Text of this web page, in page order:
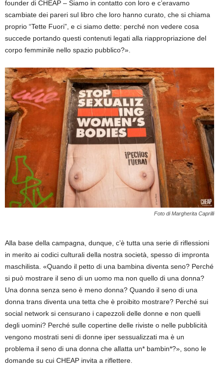
founder di CHEAP – Siamo in contatto con loro e c’eravamo
scambiate dei pareri sul libro che loro hanno curato, che si chiama
proprio “Tette Fuori”, e ci siamo dette: perché non vedere cosa
succede portando questi contenuti legati alla riappropriazione del
corpo femminile nello spazio pubblico?».
Foto di Margherita Caprilli
Alla base della campagna, dunque, c’è tutta una serie di riflessioni
in merito ai codici culturali della nostra società, spesso di impronta
maschilista. «Quando il petto di una bambina diventa seno? Perché
si può mostrare il seno di un uomo ma non quello di una donna?
Una donna senza seno è meno donna? Quando il seno di una
donna trans diventa una tetta che è proibito mostrare? Perché sui
social network si censurano i capezzoli delle donne e non quelli
degli uomini? Perché sulle copertine delle riviste o nelle pubblicità
vengono mostrati seni di donne iper sessualizzati ma è un
problema il seno di una donna che allatta un* bambin*?», sono le
domande su cui CHEAP invita a riflettere.